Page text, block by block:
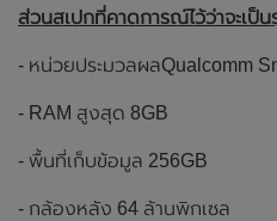
ส่วนสเปกที่คาดการณ์ไว้ว่าจะเ
- หน่วยประมวลผลQualcomm
- RAM สูงสุด 8GB
- พื้นที่เก็บข้อมูล 256GB
- กล้องหลัง 64 ล้านพิกเซล